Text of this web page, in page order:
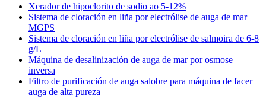
Xerador de hipoclorito de sodio ao 5-12%
Sistema de cloración en liña por electrólise de auga de mar
MGPS
Sistema de cloración en liña por electrólise de salmoira de 6-8
g/L
Máquina de desalinización de auga de mar por osmose
inversa
Filtro de purificación de auga salobre para máquina de facer
auga de alta pureza